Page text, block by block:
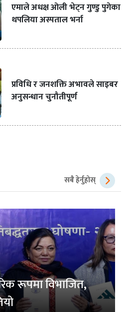
एमाले अधक्ष ओली भेट्न गुण्डु पुगेका
थपलिया अस्पताल भर्ना
प्रविधि र जनशक्ति अभावले साइबर
अनुसन्धान चुनौतीपूर्ण
सबै हेर्नुहोस्
रूपमा विभाजित,